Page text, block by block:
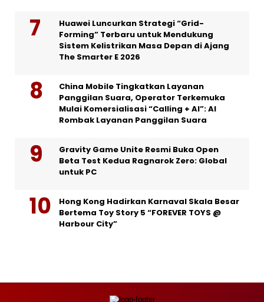
Huawei Luncurkan Strategi “Grid-
Forming” Terbaru untuk Mendukung
Sistem Kelistrikan Masa Depan di Ajang
The Smarter E 2026
China Mobile Tingkatkan Layanan
Panggilan Suara, Operator Terkemuka
Mulai Komersialisasi “Calling + AI”: AI
Rombak Layanan Panggilan Suara
Gravity Game Unite Resmi Buka Open
Beta Test Kedua Ragnarok Zero: Global
untuk PC
Hong Kong Hadirkan Karnaval Skala Besar
Bertema Toy Story 5 “FOREVER TOYS @
Harbour City”